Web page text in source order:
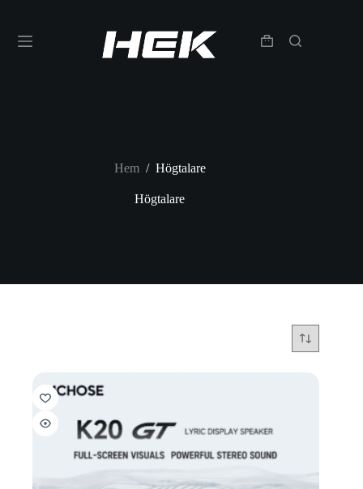
Hem / Högtalare
Högtalare